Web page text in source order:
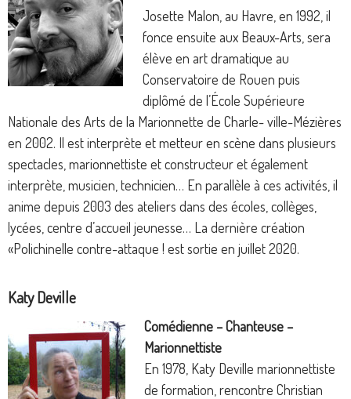
Josette Malon, au Havre, en 1992, il
fonce ensuite aux Beaux-Arts, sera
élève en art dramatique au
Conservatoire de Rouen puis
diplômé de l’École Supérieure
Nationale des Arts de la Marionnette de Charle- ville-Mézières
en 2002. Il est interprète et metteur en scène dans plusieurs
spectacles, marionnettiste et constructeur et également
interprète, musicien, technicien… En parallèle à ces activités, il
anime depuis 2003 des ateliers dans des écoles, collèges,
lycées, centre d’accueil jeunesse… La dernière création
«Polichinelle contre-attaque ! est sortie en juillet 2020.
Katy Deville
Comédienne – Chanteuse –
Marionnettiste
En 1978, Katy Deville marionnettiste
de formation, rencontre Christian